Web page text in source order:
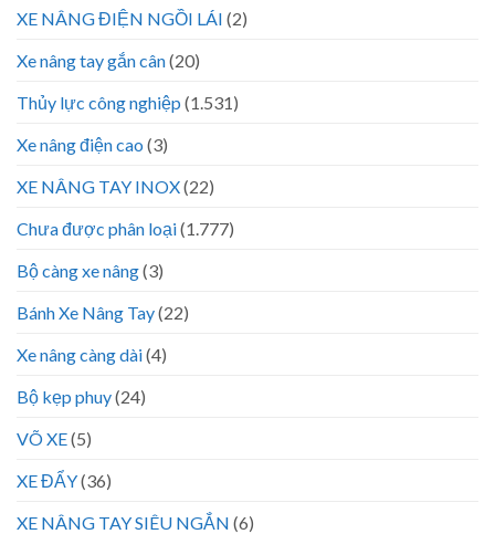
XE NÂNG ĐIỆN NGỒI LÁI (2)
Xe nâng tay gắn cân(20)
Thủy lực công nghiệp (1.531)
Xe nâng điện cao (3)
XE NÂNG TAY INOX(22)
Chưa được phân loại(1.777)
Bộ càng xe nâng(3)
Bánh Xe Nâng Tay(22)
Xe nâng càng dài(4)
Bộ kẹp phuy(24)
VÕ XE(5)
XE ĐẨY(36)
XE NÂNG TAY SIÊU NGẮN (6)